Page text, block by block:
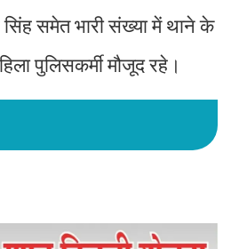
सिंह समेत भारी संख्या में थाने के
पुलिसकर्मी मौजूद रहे।